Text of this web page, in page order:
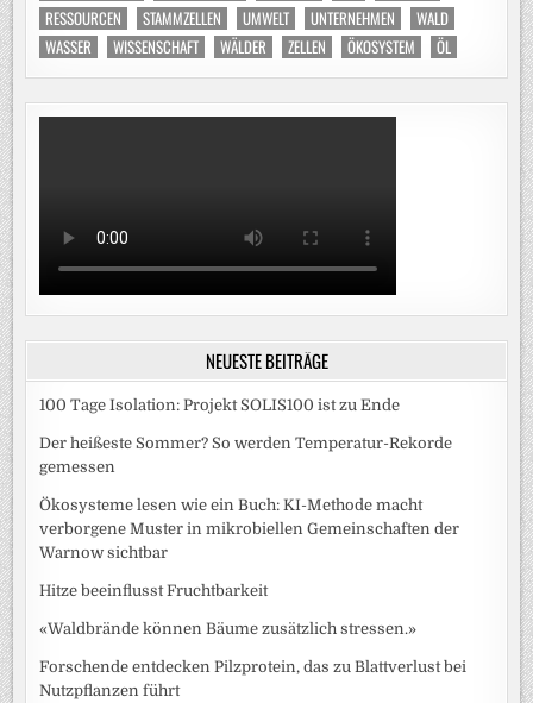
RESSOURCEN
STAMMZELLEN UMWELT UNTERNEHMEN
WALD
WASSER
WISSENSCHAFT WÄLDER ZELLEN ÖKOSYSTEM ÖL
NEUESTE BEITRÄGE
100 Tage Isolation: Projekt SOLIS100 ist zu Ende
Der heißeste Sommer? So werden Temperatur-Rekorde
gemessen
Ökosysteme lesen wie ein Buch: KI-Methode macht
verborgene Muster in mikrobiellen Gemeinschaften der
Warnow sichtbar
Hitze beeinflusst Fruchtbarkeit
«Waldbrände können Bäume zusätzlich stressen.»
Forschende entdecken Pilzprotein, das zu Blattverlust bei
Nutzpflanzen führt